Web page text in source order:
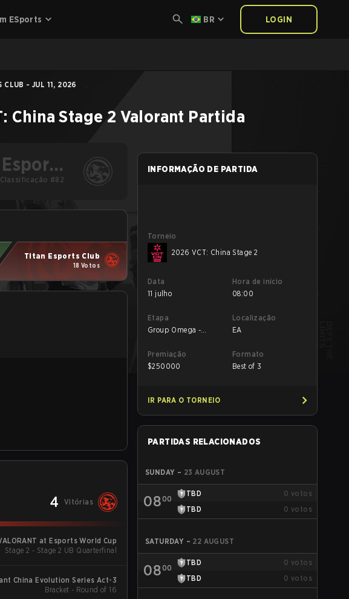
ESports BR LOGIN
CLUB - JUL 11, 2026
China Stage 2 Valorant Partida
Club
Classificação #82
Titan Esports Club
18 Votos
4 Vitórias
at Esports World Cup
Stage 2 - Stage 2 UB Quarterfinal
China Evolution Series Act-3
Bracket - Round of 16
INFORMAÇÃO DE PARTIDA
Torneio
2026 VCT: China Stage 2
Data
11 julho
Hora de início
08:00
Etapa
Group Omega -
Localização
EA
Premiação
$250000
Formato
Best of 3
IR PARA O TORNEIO
PARTIDAS RELACIONADOS
SUNDAY – 23 AUGUST
0800
TBD 0 votos
TBD
0 votos
SATURDAY – 22 AUGUST
0800
TBD 0 votos
TBD
0 votos